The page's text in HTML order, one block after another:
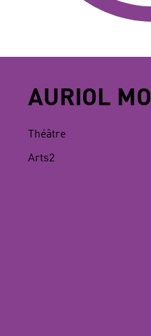
AURIOL
Théâtre
Arts2